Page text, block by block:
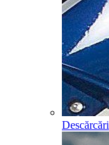
Descărcări